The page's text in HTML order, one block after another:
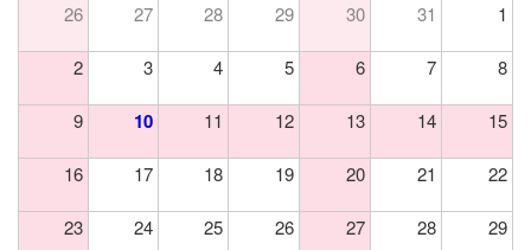
26 27 28 29 30 31 1
2 3 4 5 6 7 8
9 10 11 12 13 14 15
16 17 18 19 20 21 22
23 24 25 26 27 28 29